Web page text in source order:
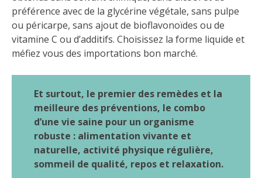
préférence avec de la glycérine végétale, sans pulpe
ou péricarpe, sans ajout de bioflavonoïdes ou de
vitamine C ou d’additifs. Choisissez la forme liquide et
méfiez vous des importations bon marché.
Et surtout, le premier des remèdes et la
meilleure des préventions, le combo
d’une vie saine pour un organisme
robuste : alimentation vivante et
naturelle, activité physique régulière,
sommeil de qualité, repos et relaxation.